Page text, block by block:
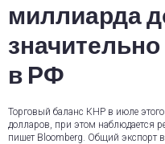
миллиарда
в РФ
Торговый баланс КНР в июле
долларов, при этом наблюдается
пишет Bloomberg. Общий экспорт